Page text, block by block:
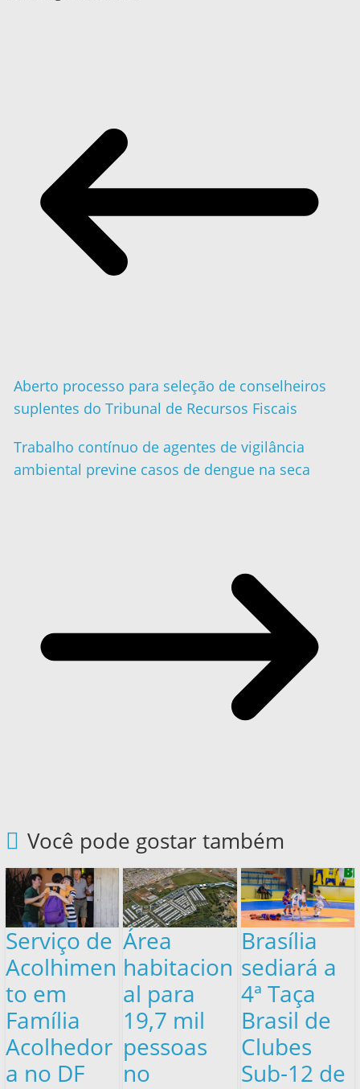
Aberto processo para seleção de conselheiros
suplentes do Tribunal de Recursos Fiscais
Trabalho contínuo de agentes de vigilância
ambiental previne casos de dengue na seca
Você pode gostar também
Serviço de
Acolhimen
to em
Família
Acolhedor
a no DF
Área
habitacion
al para
19,7 mil
pessoas
no
Brasília
sediará a
4ª Taça
Brasil de
Clubes
Sub-12 de